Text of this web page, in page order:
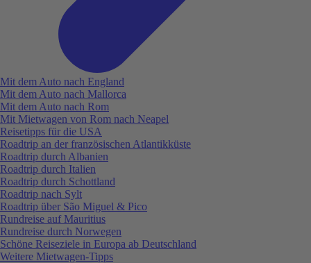
Mit dem Auto nach England
Mit dem Auto nach Mallorca
Mit dem Auto nach Rom
Mit Mietwagen von Rom nach Neapel
Reisetipps für die USA
Roadtrip an der französischen Atlantikküste
Roadtrip durch Albanien
Roadtrip durch Italien
Roadtrip durch Schottland
Roadtrip nach Sylt
Roadtrip über São Miguel & Pico
Rundreise auf Mauritius
Rundreise durch Norwegen
Schöne Reiseziele in Europa ab Deutschland
Weitere Mietwagen-Tipps